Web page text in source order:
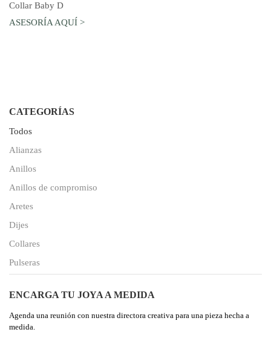
Collar Baby D
ASESORÍA AQUÍ >
CATEGORÍAS
Todos
Alianzas
Anillos
Anillos de compromiso
Aretes
Dijes
Collares
Pulseras
ENCARGA TU JOYA A MEDIDA
Agenda una reunión con nuestra directora creativa para una pieza hecha a
medida.